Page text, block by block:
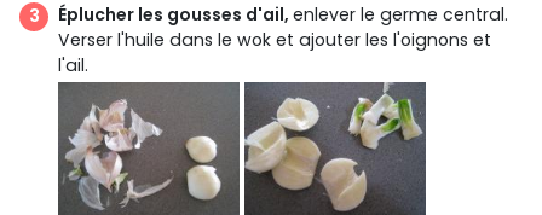
Éplucher les gousses d'ail, enlever le germe central.
Verser l'huile dans le wok et ajouter les l'oignons et
l'ail.